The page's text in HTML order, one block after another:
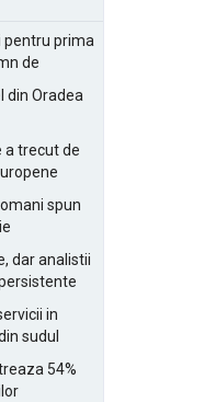
pentru prima
de
din Oradea
a trecut de
spun
dar analistii
in
sudul
54%